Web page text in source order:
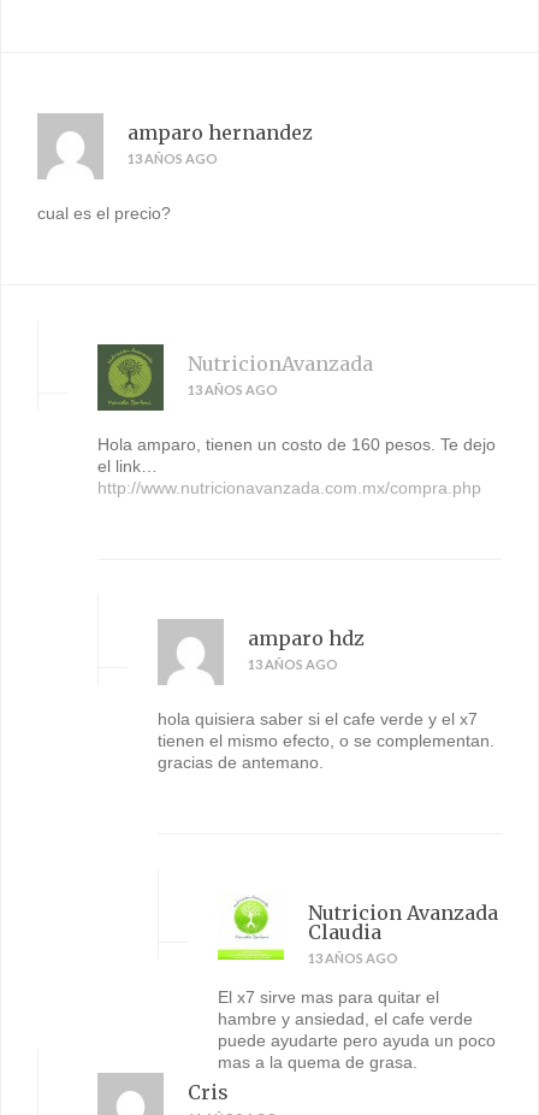
amparo hernandez
13 AÑOS AGO
cual es el precio?
NutricionAvanzada
13 AÑOS AGO
Hola amparo, tienen un costo de 160 pesos. Te dejo
el link…
http://www.nutricionavanzada.com.mx/compra.php
amparo hdz
13 AÑOS AGO
hola quisiera saber si el cafe verde y el x7
tienen el mismo efecto, o se complementan.
gracias de antemano.
Nutricion Avanzada
Claudia
13 AÑOS AGO
El x7 sirve mas para quitar el
hambre y ansiedad, el cafe verde
puede ayudarte pero ayuda un poco
mas a la quema de grasa.
Cris